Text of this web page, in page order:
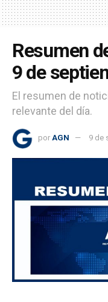
Resumen
9 de
El resumen de
relevante del día.
por AGN 9 de